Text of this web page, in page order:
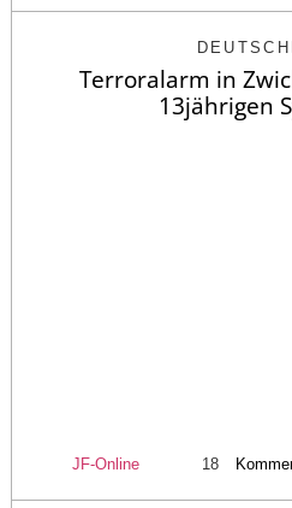
Terroralarm in
13jährigen
JF-Online 18